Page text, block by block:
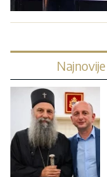
Najnovije